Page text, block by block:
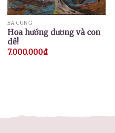
BÁ CUNG
Hoa hướng dương và con
dê!
7.000.000₫